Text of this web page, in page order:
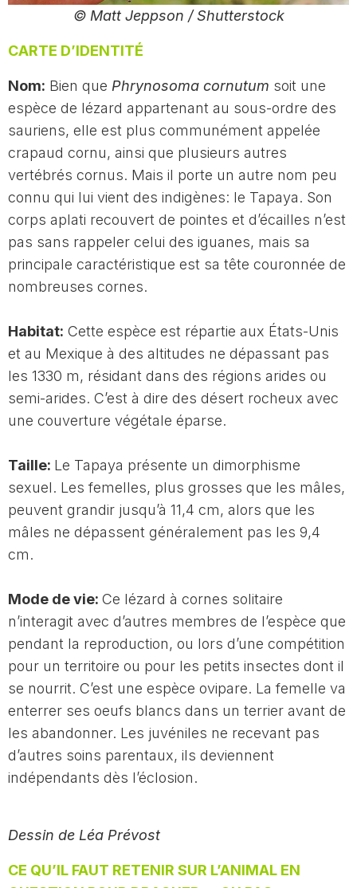
© Matt Jeppson / Shutterstock
CARTE D’IDENTITÉ
Nom: Bien que Phrynosoma cornutum soit une
espèce de lézard appartenant au sous-ordre des
sauriens, elle est plus communément appelée
crapaud cornu, ainsi que plusieurs autres
vertébrés cornus. Mais il porte un autre nom peu
connu qui lui vient des indigènes: le Tapaya. Son
corps aplati recouvert de pointes et d’écailles n’est
pas sans rappeler celui des iguanes, mais sa
principale caractéristique est sa tête couronnée de
nombreuses cornes.
Habitat: Cette espèce est répartie aux États-Unis
et au Mexique à des altitudes ne dépassant pas
les 1330 m, résidant dans des régions arides ou
semi-arides. C’est à dire des désert rocheux avec
une couverture végétale éparse.
Taille: Le Tapaya présente un dimorphisme
sexuel. Les femelles, plus grosses que les mâles,
peuvent grandir jusqu’à 11,4 cm, alors que les
mâles ne dépassent généralement pas les 9,4
cm.
Mode de vie: Ce lézard à cornes solitaire
n’interagit avec d’autres membres de l’espèce que
pendant la reproduction, ou lors d’une compétition
pour un territoire ou pour les petits insectes dont il
se nourrit. C’est une espèce ovipare. La femelle va
enterrer ses oeufs blancs dans un terrier avant de
les abandonner. Les juvéniles ne recevant pas
d’autres soins parentaux, ils deviennent
indépendants dès l’éclosion.
Dessin de Léa Prévost
CE QU’IL FAUT RETENIR SUR L’ANIMAL EN